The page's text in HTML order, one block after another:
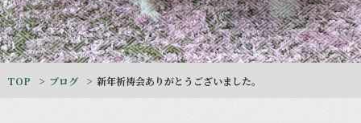
TOP ブログ 新年祈祷会ありがとうございました。